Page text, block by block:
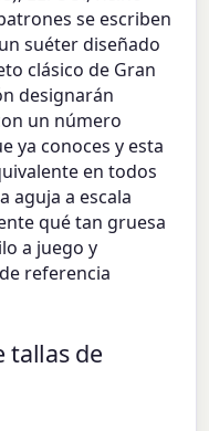
se escriben
suéter diseñado
clásico de Gran
designarán
un número
ya conoces y esta
en todos
aguja a escala
qué tan gruesa
a juego y
referencia
tallas de